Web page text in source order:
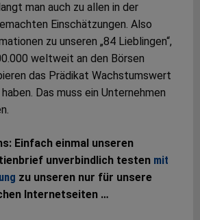
man auch zu allen in der
Einschätzungen. Also
zu unseren „84 Lieblingen“,
weltweit an den Börsen
das Prädikat Wachstumswert
Das muss ein Unternehmen
Einfach einmal unseren
unverbindlich testen mit
zu unseren nur für unsere
Internetseiten …